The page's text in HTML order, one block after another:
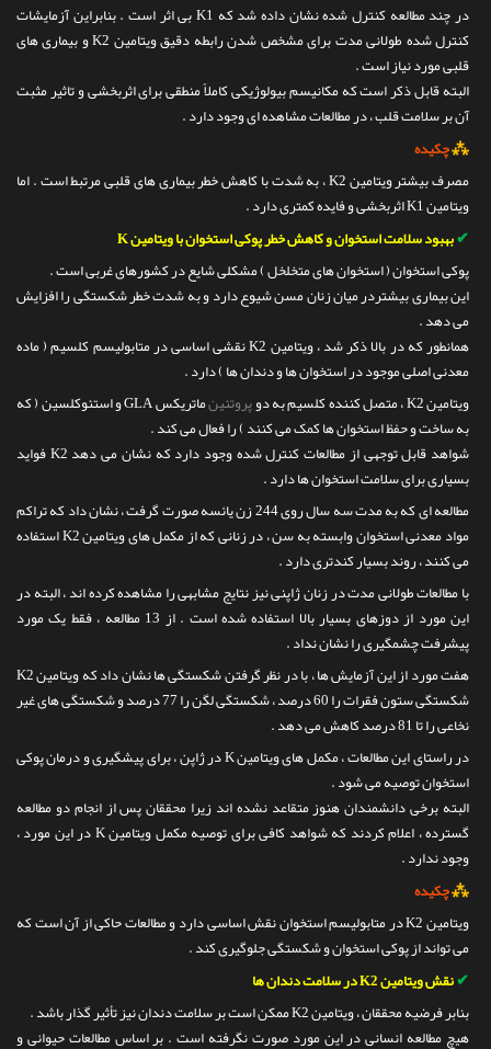
در چند مطالعه کنترل شده نشان داده شد که K1 بی اثر است . بنابراین آزمایشات
کنترل شده طولانی مدت برای مشخص شدن رابطه دقیق ویتامین K2 و بیماری های
قلبی مورد نیاز است .
البته قابل ذکر است که مکانیسم بیولوژیکی کاملاً منطقی برای اثربخشی و تاثیر مثبت
آن بر سلامت قلب ، در مطالعات مشاهده ای وجود دارد .
⁂چکیده
مصرف بیشتر ویتامین K2 ، به شدت با کاهش خطر بیماری های قلبی مرتبط است . اما
ویتامین K1 اثربخشی و فایده کمتری دارد .
✔بهبود سلامت استخوان و کاهش خطر پوکی استخوان با ویتامین K
پوکی استخوان ( استخوان های متخلخل ) مشکلی شایع در کشورهای غربی است .
این بیماری بیشتردر میان زنان مسن شیوع دارد و به شدت خطر شکستگی را افزایش
می دهد .
همانطور که در بالا ذکر شد ، ویتامین K2 نقشی اساسی در متابولیسم کلسیم ( ماده
معدنی اصلی موجود در استخوان ها و دندان ها ) دارد .
ویتامین K2 ، متصل کننده کلسیم به دو
پروتئین
ماتریکس GLA و استئوکلسین ( که
به ساخت و حفظ استخوان ها کمک می کنند ) را فعال می کند .
شواهد قابل توجهی از مطالعات کنترل شده وجود دارد که نشان می دهد K2 فواید
بسیاری برای سلامت استخوان ها دارد .
مطالعه ای که به مدت سه سال روی 244 زن یائسه صورت گرفت ، نشان داد که تراکم
مواد معدنی استخوان وابسته به سن ، در زنانی که از مکمل های ویتامین K2 استفاده
می کنند ، روند بسیار کندتری دارد .
با مطالعات طولانی مدت در زنان ژاپنی نیز نتایج مشابهی را مشاهده کرده اند ، البته در
این مورد از دوزهای بسیار بالا استفاده شده است . از 13 مطالعه ، فقط یک مورد
پیشرفت چشمگیری را نشان نداد .
هفت مورد از این آزمایش ها ، با در نظر گرفتن شکستگی ها نشان داد که ویتامین K2
شکستگی ستون فقرات را 60 درصد ، شکستگی لگن را 77 درصد و شکستگی های غیر
نخاعی را تا 81 درصد کاهش می دهد .
در راستای این مطالعات ، مکمل های ویتامین K در ژاپن ، برای پیشگیری و درمان پوکی
استخوان توصیه می شود .
البته برخی دانشمندان هنوز متقاعد نشده اند زیرا محققان پس از انجام دو مطالعه
گسترده ، اعلام کردند که شواهد کافی برای توصیه مکمل ویتامین K در این مورد ،
وجود ندارد .
⁂چکیده
ویتامین K2 در متابولیسم استخوان نقش اساسی دارد و مطالعات حاکی از آن است که
می تواند از پوکی استخوان و شکستگی جلوگیری کند .
✔نقش ویتامین K2 در سلامت دندان ها
بنابر فرضیه محققان ، ویتامین K2 ممکن است بر سلامت دندان نیز تأثیر گذار باشد .
هیچ مطالعه انسانی در این مورد صورت نگرفته است . بر اساس مطالعات حیوانی و